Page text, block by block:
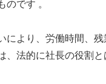
のです 。
により、労働時間、
、法的に社長の役割と